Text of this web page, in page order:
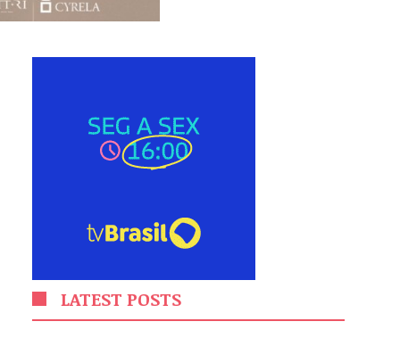
LATEST POSTS